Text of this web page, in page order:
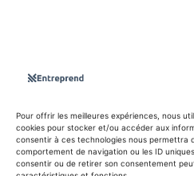
Pour offrir les meilleures expériences, nous
cookies pour stocker et/ou accéder aux
consentir à ces technologies nous permettra
comportement de navigation ou les ID
consentir ou de retirer son consentement
info@entreprend.net